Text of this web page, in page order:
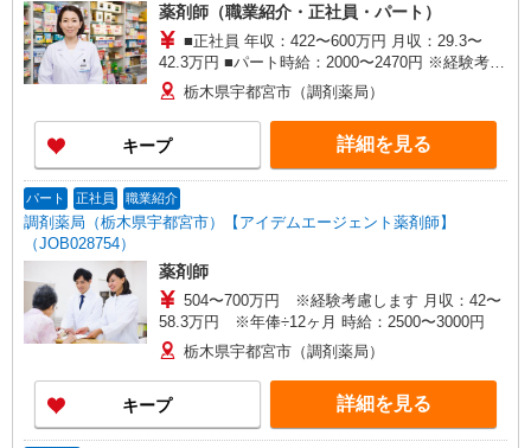
薬剤師（職業紹介・正社員・パート）
■正社員 年収：422〜600万円 月収：29.3〜
42.3万円 ■パート時給：2000〜2470円 ※経験考慮
いたします。
栃木県宇都宮市（調剤薬局）
キープ 詳細を見る
パート 正社員 職業紹介
調剤薬局（栃木県宇都宮市）【アイデムエージェント薬剤師】
（JOB028754）
薬剤師
504〜700万円 ※経験考慮します 月収：42〜
58.3万円 ※年俸÷12ヶ月 時給：2500〜3000円
栃木県宇都宮市（調剤薬局）
キープ 詳細を見る